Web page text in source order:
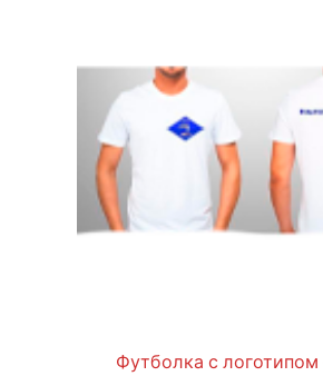
Футболка с логотипом